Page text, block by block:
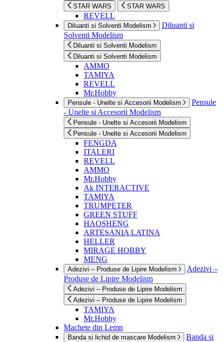
STAR WARS STAR WARS
REVELL
Diluanti si Solventi Modelism
Diluanti si
Solventi Modelism
Diluanti si Solventi Modelism
Diluanti si Solventi Modelism
AMMO
TAMIYA
REVELL
Mr.Hobby
Pensule - Unelte si Accesorii Modelism
Pensule
- Unelte si Accesorii Modelism
Pensule - Unelte si Accesorii Modelism
Pensule - Unelte si Accesorii Modelism
FENGDA
ITALERI
REVELL
AMMO
Mr.Hobby
Ak INTERACTIVE
TAMIYA
TRUMPETER
GREEN STUFF
HAOSHENG
ARTESANIA LATINA
HELLER
MIRAGE HOBBY
MENG
Adezivi – Produse de Lipire Modelism
Adezivi –
Produse de Lipire Modelism
Adezivi – Produse de Lipire Modelism
Adezivi – Produse de Lipire Modelism
TAMIYA
Mr.Hobby
Machete din Lemn
Banda si lichid de mascare Modelism
Banda si